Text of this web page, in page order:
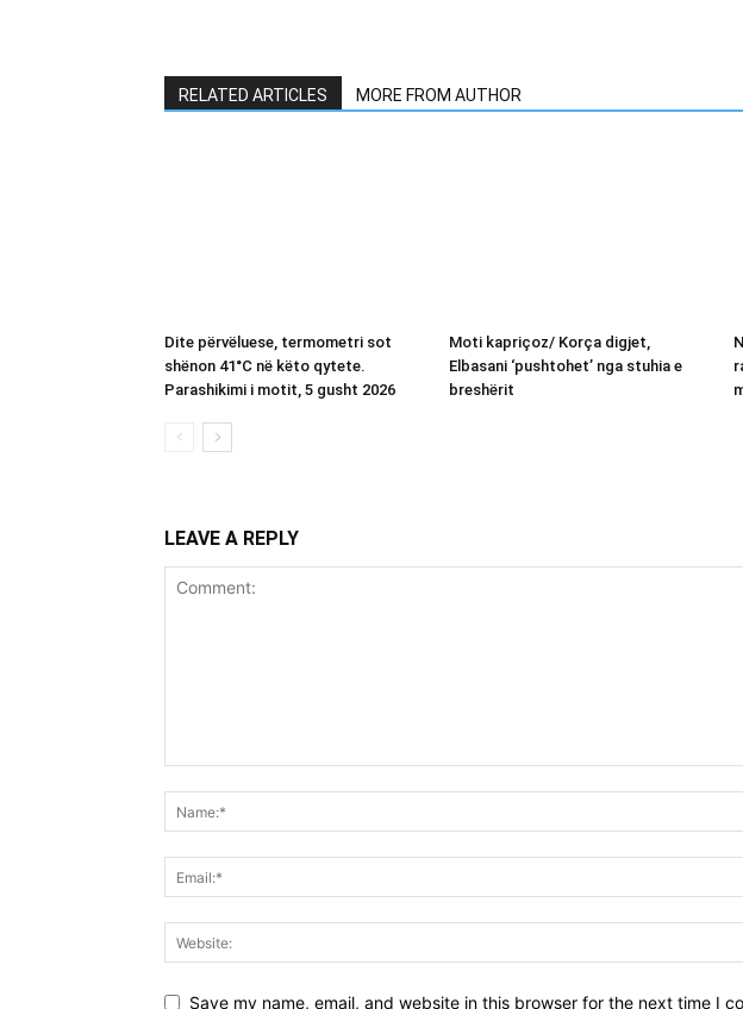
RELATED ARTICLES MORE FROM AUTHOR
Dite përvëluese, termometri sot
shënon 41°C në këto qytete.
Parashikimi i motit, 5 gusht 2026
Moti kapriçoz/ Korça digjet,
Elbasani ‘pushtohet’ nga stuhia e
breshërit
LEAVE A REPLY
Save my name, email, and website in this browser for the next time I